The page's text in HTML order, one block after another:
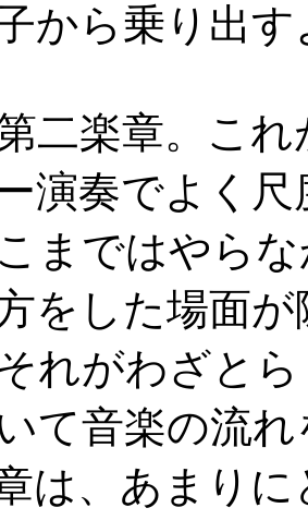
から乗り出
二楽章。こ
演奏でよく
まではやら
をした場面が
れがわざと
て音楽の流
は、あまり